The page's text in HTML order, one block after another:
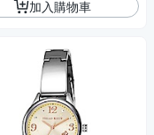
加入購物車